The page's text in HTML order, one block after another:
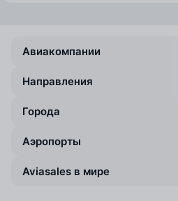
Авиакомпании
Направления
Города
Аэропорты
Aviasales в мире